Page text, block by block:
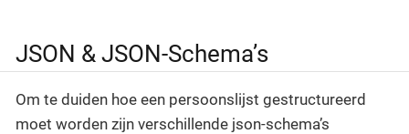
JSON & JSON-Schema’s
Om te duiden hoe een persoonslijst gestructureerd
moet worden zijn verschillende json-schema’s